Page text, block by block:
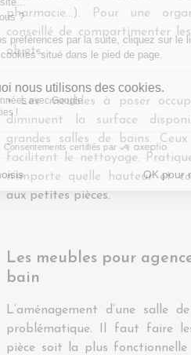
pharmacie…). Pour une
conseillé de compartimenter
objets.
• Les meubles à poser
diminuent la surface
grandes salles de bains.
facilitent le nettoyage.
n’importe quelle hauteur et
aux petites pièces.
Les meubles pour
bain
L’aménagement d’une salle
problématique. Il faut faire
pièce soit la plus fonctionnelle